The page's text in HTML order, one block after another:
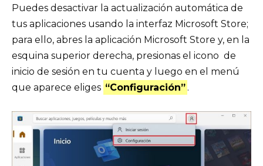
Puedes desactivar la actualización automática de
tus aplicaciones usando la interfaz Microsoft Store;
para ello, abres la aplicación Microsoft Store y, en la
esquina superior derecha, presionas el icono de
inicio de sesión en tu cuenta y luego en el menú
que aparece eliges “Configuración” .